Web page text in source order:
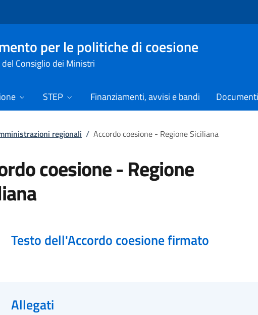
per le politiche di coesione
Consiglio dei Ministri
STEP Finanziamenti, avvisi e bandi
regionali / Accordo coesione - Regione Siciliana
coesione - Regione
Testo dell'Accordo coesione firmato
Allegati